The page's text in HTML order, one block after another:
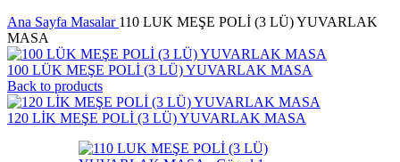
Ana Sayfa Masalar 110 LUK MEŞE POLİ (3 LÜ) YUVARLAK
MASA
100 LÜK MEŞE POLİ (3 LÜ) YUVARLAK MASA
Back to products
120 LİK MEŞE POLİ (3 LÜ) YUVARLAK MASA